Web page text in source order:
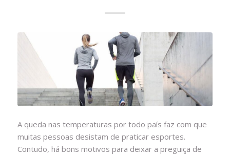
A queda nas temperaturas por todo país faz com que
muitas pessoas desistam de praticar esportes.
Contudo, há bons motivos para deixar a preguiça de